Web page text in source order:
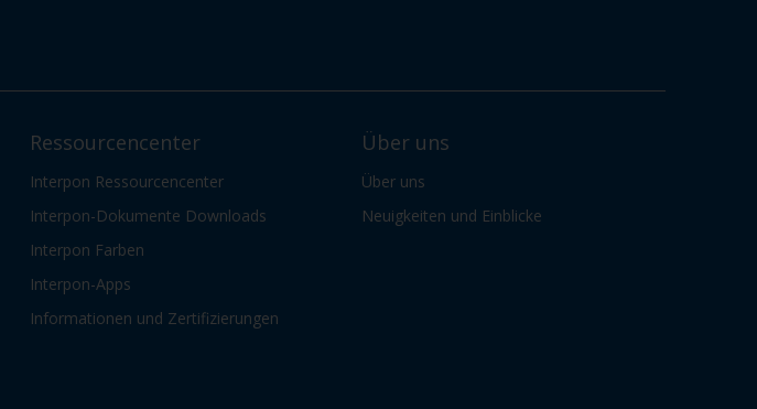
Ressourcencenter
Interpon Ressourcencenter
Interpon-Dokumente Downloads
Interpon Farben
Interpon-Apps
Informationen und Zertifizierungen
Über uns
Über uns
Neuigkeiten und Einblicke